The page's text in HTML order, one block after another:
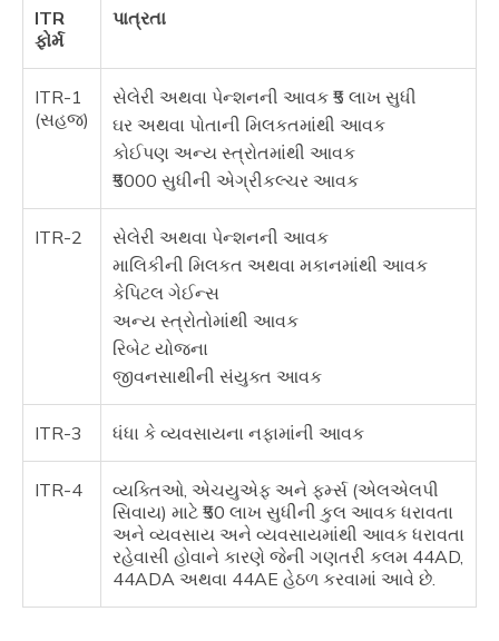
ITR
ફોર્મ
પાત્રતા
ITR-1
(સહજ)
સેલેરી અથવા પેન્શનની આવક ₹5 લાખ સુધી
ઘર અથવા પોતાની મિલકતમાંથી આવક
કોઈપણ અન્ય સ્ત્રોતમાંથી આવક
₹5000 સુધીની એગ્રીકલ્ચર આવક
ITR-2
સેલેરી અથવા પેન્શનની આવક
માલિકીની મિલકત અથવા મકાનમાંથી આવક
કેપિટલ ગેઈન્સ
અન્ય સ્ત્રોતોમાંથી આવક
રિબેટ યોજના
જીવનસાથીની સંયુક્ત આવક
ITR-3 ધંધા કે વ્યવસાયના નફામાંની આવક
ITR-4
વ્યક્તિઓ, એચયુએફ અને ફર્મ્સ (એલએલપી
સિવાય) માટે ₹50 લાખ સુધીની કુલ આવક ધરાવતા
અને વ્યવસાય અને વ્યવસાયમાંથી આવક ધરાવતા
રહેવાસી હોવાને કારણે જેની ગણતરી કલમ 44AD,
44ADA અથવા 44AE હેઠળ કરવામાં આવે છે.